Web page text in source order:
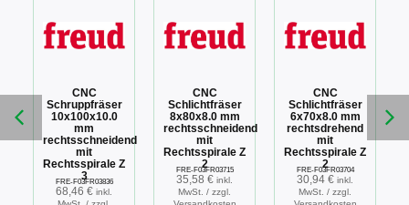
CNC
Schruppfräser
10x100x10.0
mm
rechtsschneidend
mit
Rechtsspirale Z
3
FRE-F03FR03836
68,46 € inkl.
CNC
Schlichtfräser
8x80x8.0 mm
rechtsschneidend
mit
Rechtsspirale Z
2
FRE-F03FR03715
35,58 € inkl.
MwSt. / zzgl.
CNC
Schlichtfräser
6x70x8.0 mm
rechtsdrehend
mit
Rechtsspirale Z
2
FRE-F03FR03704
30,94 € inkl.
MwSt. / zzgl.